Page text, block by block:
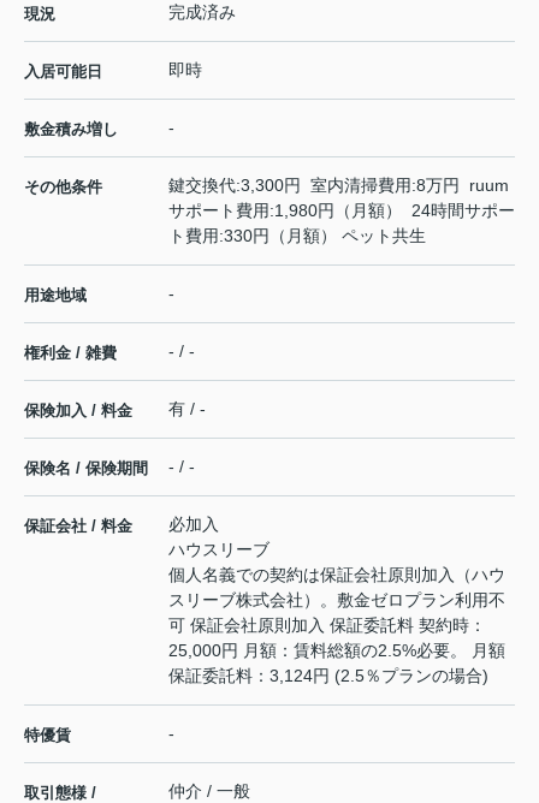
現況 完成済み
入居可能日 即時
敷金積み増し -
その他条件
鍵交換代:3,300円 室内清掃費用:8万円 ruum
サポート費用:1,980円（月額） 24時間サポー
ト費用:330円（月額） ペット共生
用途地域 -
権利金 / 雑費 - / -
保険加入 / 料金 有 / -
保険名 / 保険期間 - / -
保証会社 / 料金
必加入
ハウスリーブ
個人名義での契約は保証会社原則加入（ハウ
スリーブ株式会社）。敷金ゼロプラン利用不
可 保証会社原則加入 保証委託料 契約時：
25,000円 月額：賃料総額の2.5%必要。 月額
保証委託料：3,124円 (2.5％プランの場合)
特優賃 -
取引態様 /
仲介 / 一般